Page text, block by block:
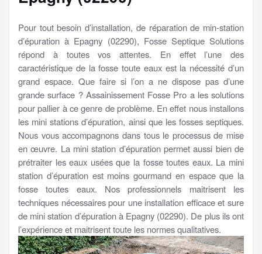
Pour tout besoin d’installation, de réparation de min-station
d’épuration à Epagny (02290), Fosse Septique Solutions
répond à toutes vos attentes. En effet l’une des
caractéristique de la fosse toute eaux est la nécessité d’un
grand espace. Que faire si l’on a ne dispose pas d’une
grande surface ? Assainissement Fosse Pro a les solutions
pour pallier à ce genre de problème. En effet nous installons
les mini stations d’épuration, ainsi que les fosses septiques.
Nous vous accompagnons dans tous le processus de mise
en œuvre. La mini station d’épuration permet aussi bien de
prétraiter les eaux usées que la fosse toutes eaux. La mini
station d’épuration est moins gourmand en espace que la
fosse toutes eaux. Nos professionnels maitrisent les
techniques nécessaires pour une installation efficace et sure
de mini station d’épuration à Epagny (02290). De plus ils ont
l’expérience et maitrisent toute les normes qualitatives.